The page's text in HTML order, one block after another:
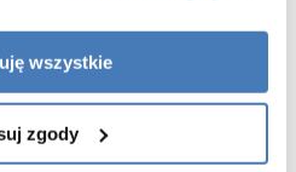
wszystkie
zgody
nie wymaga dodatkowej przestrzeni.
do małych łazienek, jak i